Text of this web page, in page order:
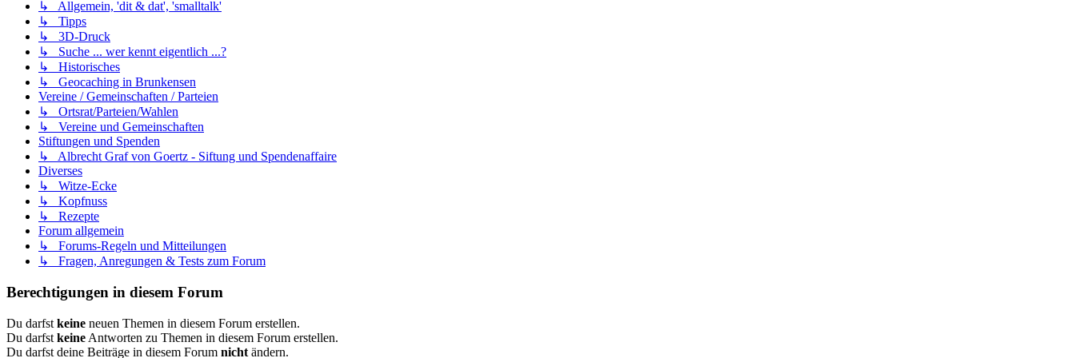
↳ Allgemein, 'dit & dat', 'smalltalk'
↳ Tipps
↳ 3D-Druck
↳ Suche ... wer kennt eigentlich ...?
↳ Historisches
↳ Geocaching in Brunkensen
Vereine / Gemeinschaften / Parteien
↳ Ortsrat/Parteien/Wahlen
↳ Vereine und Gemeinschaften
Stiftungen und Spenden
↳ Albrecht Graf von Goertz - Siftung und Spendenaffaire
Diverses
↳ Witze-Ecke
↳ Kopfnuss
↳ Rezepte
Forum allgemein
↳ Forums-Regeln und Mitteilungen
↳ Fragen, Anregungen & Tests zum Forum
Berechtigungen in diesem Forum
Du darfst keine neuen Themen in diesem Forum erstellen.
Du darfst keine Antworten zu Themen in diesem Forum erstellen.
Du darfst deine Beiträge in diesem Forum nicht ändern.